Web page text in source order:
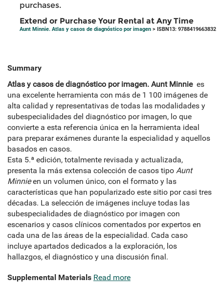
purchases.
Extend or Purchase Your Rental at Any Time
Aunt Minnie. Atlas y casos de diagnóstico por imagen > ISBN13: 9788419663832
Summary
Atlas y casos de diagnóstico por imagen. Aunt Minnie es
una excelente herramienta con más de 1 100 imágenes de
alta calidad y representativas de todas las modalidades y
subespecialidades del diagnóstico por imagen, lo que
convierte a esta referencia única en la herramienta ideal
para preparar exámenes durante la especialidad y aquellos
basados en casos.
Esta 5.ª edición, totalmente revisada y actualizada,
presenta la más extensa colección de casos tipo Aunt
Minnieen un volumen único, con el formato y las
características que han popularizado este sitio por casi tres
décadas. La selección de imágenes incluye todas las
subespecialidades de diagnóstico por imagen con
escenarios y casos clínicos comentados por expertos en
cada una de las áreas de la especialidad. Cada caso
incluye apartados dedicados a la exploración, los
hallazgos, el diagnóstico y una discusión final.
Supplemental Materials Read more